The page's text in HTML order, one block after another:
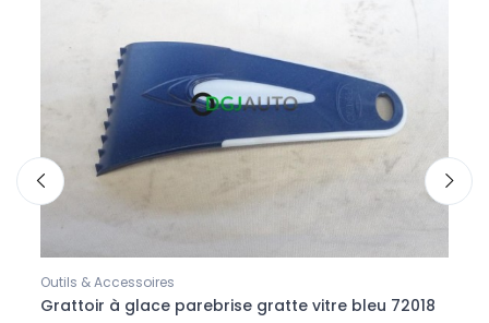
Outils & Accessoires
Grattoir à glace parebrise gratte vitre bleu 72018